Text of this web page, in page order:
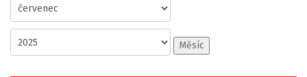
Měsíc